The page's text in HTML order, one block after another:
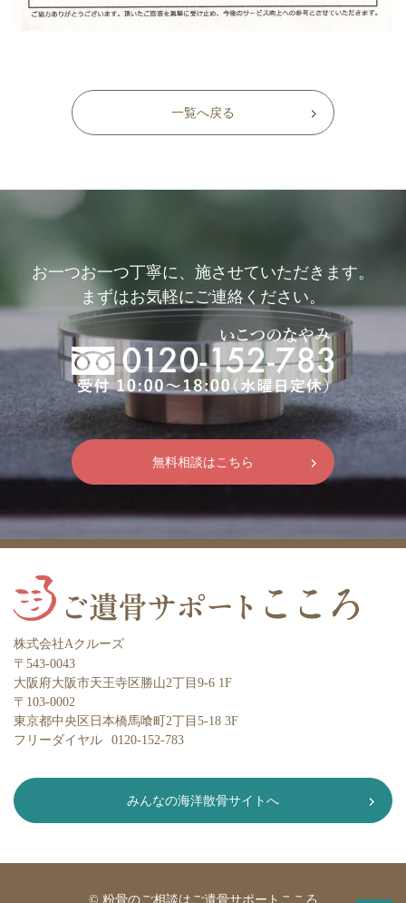
一覧へ戻る
お一つお一つ丁寧に、施させていただきます。
まずはお気軽にご連絡ください。
無料相談はこちら
株式会社Aクルーズ
〒543-0043
大阪府大阪市天王寺区勝山2丁目9-6 1F
〒103-0002
東京都中央区日本橋馬喰町2丁目5-18 3F
フリーダイヤル
0120-152-783
みんなの海洋散骨サイトへ
© 粉骨のご相談はご遺骨サポートこころ